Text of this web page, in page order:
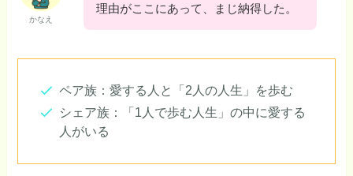
かなえ
理由がここにあって、まじ納得した。
ペア族：愛する人と「2人の人生」を歩む
シェア族：「1人で歩む人生」の中に愛する
人がいる